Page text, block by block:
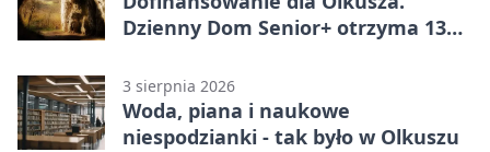
Dzienny Dom Senior+ otrzyma 134
3 sierpnia 2026
Woda, piana i naukowe
niespodzianki - tak było w Olkuszu